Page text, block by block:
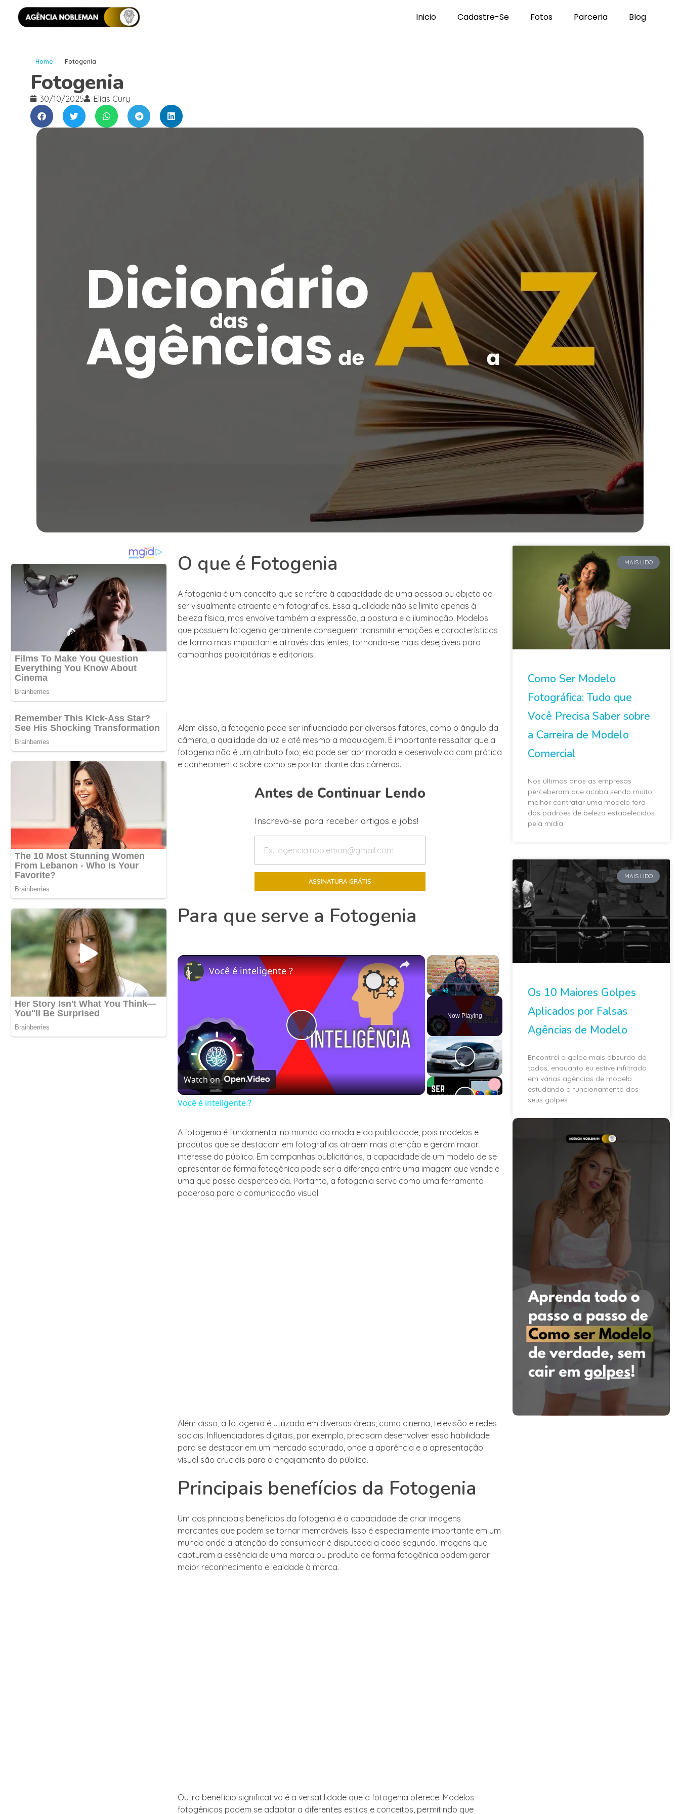
Inicio Cadastre-Se Fotos Parceria Blog
Home Fotogenia
Fotogenia
30/10/2025 Elias Cury
O que é Fotogenia
A fotogenia é um conceito que se refere à capacidade de uma pessoa ou objeto de
ser visualmente atraente em fotografias. Essa qualidade não se limita apenas à
beleza física, mas envolve também a expressão, a postura e a iluminação. Modelos
que possuem fotogenia geralmente conseguem transmitir emoções e características
de forma mais impactante através das lentes, tornando-se mais desejáveis para
campanhas publicitárias e editoriais.
Além disso, a fotogenia pode ser influenciada por diversos fatores, como o ângulo da
câmera, a qualidade da luz e até mesmo a maquiagem. É importante ressaltar que a
fotogenia não é um atributo fixo; ela pode ser aprimorada e desenvolvida com prática
e conhecimento sobre como se portar diante das câmeras.
Antes de Continuar Lendo
Inscreva-se para receber artigos e jobs!
Para que serve a Fotogenia
×
Unmute Fullscreen
Now Playing
×
Play
Video
Você é inteligente ?
Watch on
Você é inteligente ?
A fotogenia é fundamental no mundo da moda e da publicidade, pois modelos e
produtos que se destacam em fotografias atraem mais atenção e geram maior
interesse do público. Em campanhas publicitárias, a capacidade de um modelo de se
apresentar de forma fotogênica pode ser a diferença entre uma imagem que vende e
uma que passa despercebida. Portanto, a fotogenia serve como uma ferramenta
poderosa para a comunicação visual.
Além disso, a fotogenia é utilizada em diversas áreas, como cinema, televisão e redes
sociais. Influenciadores digitais, por exemplo, precisam desenvolver essa habilidade
para se destacar em um mercado saturado, onde a aparência e a apresentação
visual são cruciais para o engajamento do público.
Principais benefícios da Fotogenia
Um dos principais benefícios da fotogenia é a capacidade de criar imagens
marcantes que podem se tornar memoráveis. Isso é especialmente importante em um
mundo onde a atenção do consumidor é disputada a cada segundo. Imagens que
capturam a essência de uma marca ou produto de forma fotogênica podem gerar
maior reconhecimento e lealdade à marca.
Outro benefício significativo é a versatilidade que a fotogenia oferece. Modelos
fotogênicos podem se adaptar a diferentes estilos e conceitos, permitindo que
MAIS LIDO
Como Ser Modelo
Fotográfica: Tudo que
Você Precisa Saber sobre
a Carreira de Modelo
Comercial
Nos últimos anos as empresas
perceberam que acaba sendo muito
melhor contratar uma modelo fora
dos padrões de beleza estabelecidos
pela mídia
MAIS LIDO
Os 10 Maiores Golpes
Aplicados por Falsas
Agências de Modelo
Encontrei o golpe mais absurdo de
todos, enquanto eu estive infiltrado
em várias agências de modelo
estudando o funcionamento dos
seus golpes